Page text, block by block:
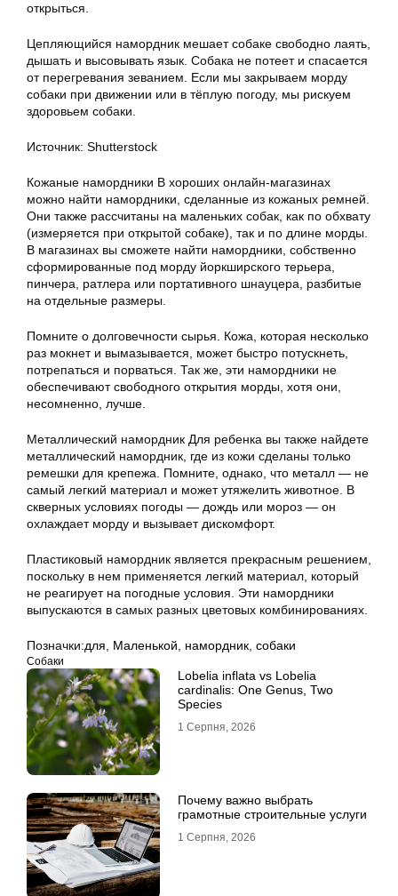
открыться.
Цепляющийся намордник мешает собаке свободно лаять,
дышать и высовывать язык. Собака не потеет и спасается
от перегревания зеванием. Если мы закрываем морду
собаки при движении или в тёплую погоду, мы рискуем
здоровьем собаки.
Источник: Shutterstock
Кожаные намордники В хороших онлайн-магазинах
можно найти намордники, сделанные из кожаных ремней.
Они также рассчитаны на маленьких собак, как по обхвату
(измеряется при открытой собаке), так и по длине морды.
В магазинах вы сможете найти намордники, собственно
сформированные под морду йоркширского терьера,
пинчера, ратлера или портативного шнауцера, разбитые
на отдельные размеры.
Помните о долговечности сырья. Кожа, которая несколько
раз мокнет и вымазывается, может быстро потускнеть,
потрепаться и порваться. Так же, эти намордники не
обеспечивают свободного открытия морды, хотя они,
несомненно, лучше.
Металлический намордник Для ребенка вы также найдете
металлический намордник, где из кожи сделаны только
ремешки для крепежа. Помните, однако, что металл — не
самый легкий материал и может утяжелить животное. В
скверных условиях погоды — дождь или мороз — он
охлаждает морду и вызывает дискомфорт.
Пластиковый намордник является прекрасным решением,
поскольку в нем применяется легкий материал, который
не реагирует на погодные условия. Эти намордники
выпускаются в самых разных цветовых комбинированиях.
Позначки:для Маленькой намордник собаки
Собаки
Lobelia inflata vs Lobelia
cardinalis: One Genus, Two
Species
1 Серпня, 2026
Почему важно выбрать
грамотные строительные услуги
1 Серпня, 2026